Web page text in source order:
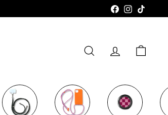
Facebook
Instagram
PESQUISAR
CONTA